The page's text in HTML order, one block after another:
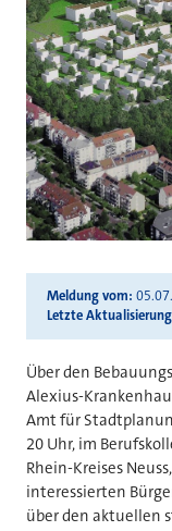
Meldung vom
Letzte Aktualisierung
Über den
Alexius-
Amt für
20 Uhr, im
Rhein-Kreises
interessierten
über den aktuellen